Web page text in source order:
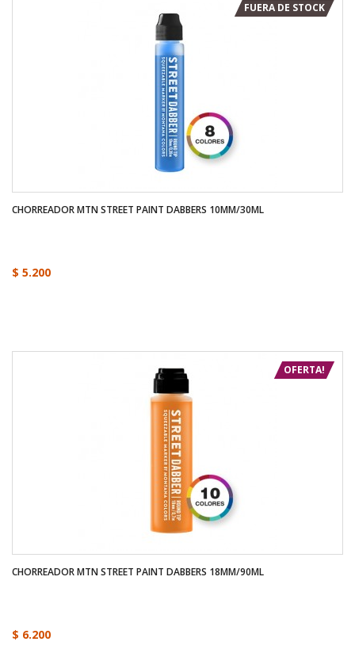
FUERA DE STOCK
CHORREADOR MTN STREET PAINT DABBERS 10MM/30ML
$ 5.200
OFERTA!
CHORREADOR MTN STREET PAINT DABBERS 18MM/90ML
$ 6.200